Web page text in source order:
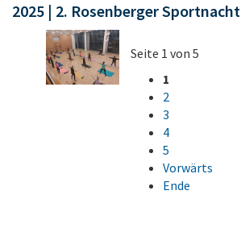
2025 | 2. Rosenberger Sportnacht
Seite 1 von 5
1
2
3
4
5
Vorwärts
Ende